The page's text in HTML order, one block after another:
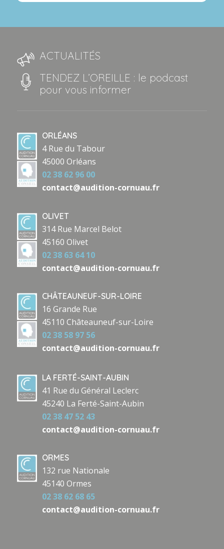
ACTUALITÉS
TENDEZ L’OREILLE : le podcast
pour vous informer
ORLÉANS
4 Rue du Tabour
45000 Orléans
02 38 62 96 00
contact@audition-cornuau.fr
OLIVET
314 Rue Marcel Belot
45160 Olivet
02 38 63 64 10
contact@audition-cornuau.fr
CHÂTEAUNEUF-SUR-LOIRE
16 Grande Rue
45110 Châteauneuf-sur-Loire
02 38 58 97 56
contact@audition-cornuau.fr
LA FERTÉ-SAINT-AUBIN
41 Rue du Général Leclerc
45240 La Ferté-Saint-Aubin
02 38 47 52 43
contact@audition-cornuau.fr
ORMES
132 rue Nationale
45140 Ormes
02 38 62 68 65
contact@audition-cornuau.fr